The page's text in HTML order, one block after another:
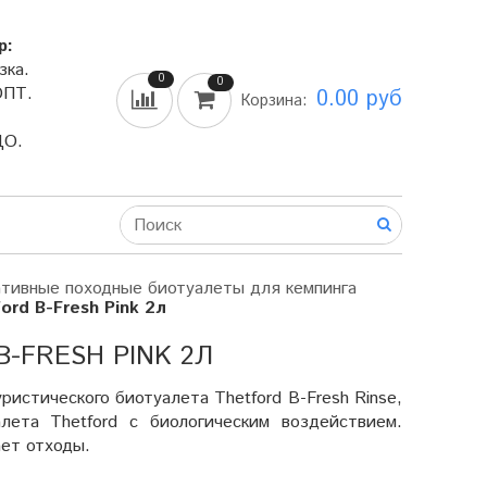
0 0
Корзина: 0.00 руб
походные биотуалеты для кемпинга
B-Fresh Pink 2л
PINK 2Л
биотуалета Thetford B-Fresh Rinse,
Thetford с биологическим воздействием.
отходы.